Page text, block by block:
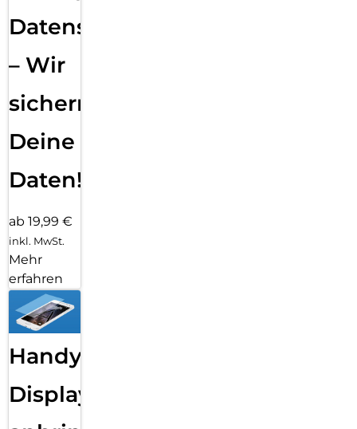
Datensicherung
– Wir
sichern
Deine
Daten!
ab 19,99 €
inkl. MwSt.
Mehr
erfahren
Handy
Displayfolie